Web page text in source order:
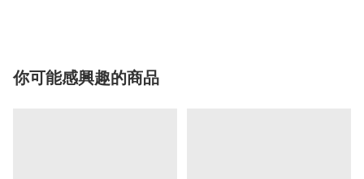
你可能感興趣的商品